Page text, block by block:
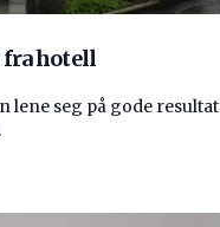
fra hotell
lene seg på gode resultat